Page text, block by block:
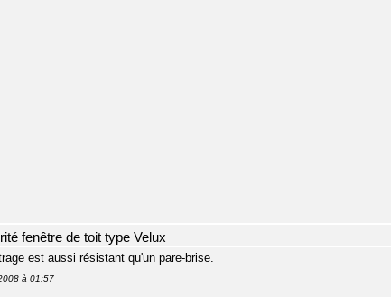
fenêtre de toit type Velux
est aussi résistant qu'un pare-brise.
à 01:57